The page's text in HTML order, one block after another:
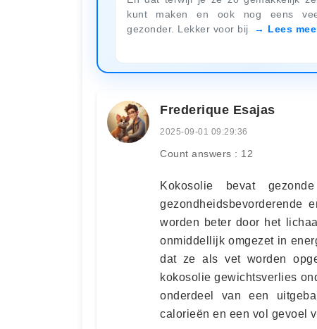
kunt maken en ook nog eens
gezonder. Lekker voor bij
Lees
Frederique Esajas
2025-09-01 09:29:36
Count answers : 12
Kokosolie bevat
gezondheidsbevorderende
worden beter door het
onmiddellijk omgezet in
dat ze als vet worden
kokosolie gewichtsverlies
onderdeel van een
calorieën en een vol gevoel